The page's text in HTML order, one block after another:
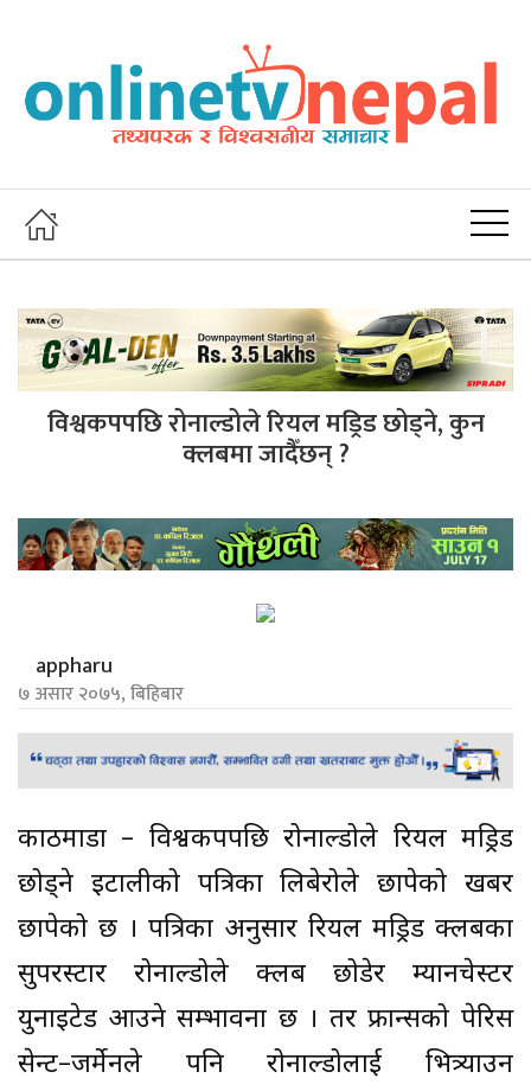
विश्वकपपछि रोनाल्डोले रियल मड्रिड छोड्ने, कुन
क्लबमा जादैँछन् ?
appharu
७ असार २०७५, बिहिबार
काठमाडौं – विश्वकपपछि रोनाल्डोले रियल मड्रिड
छोड्ने इटालीको पत्रिका लिबेरोले छापेको खबर
छापेको छ । पत्रिका अनुसार रियल मड्रिड क्लबका
सुपरस्टार रोनाल्डोले क्लब छोडेर म्यानचेस्टर
युनाइटेड आउने सम्भावना छ । तर फ्रान्सको पेरिस
सेन्ट–जर्मेनले पनि रोनाल्डोलाई भित्र्याउन